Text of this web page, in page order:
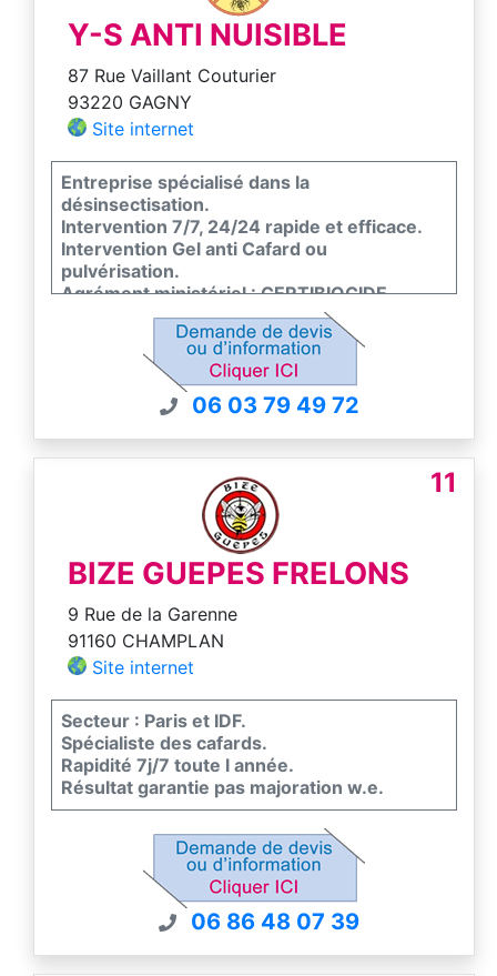
charge rapide.
Y-S ANTI NUISIBLE
87 Rue Vaillant Couturier
93220 GAGNY
Site internet
Entreprise spécialisé dans la
désinsectisation.
Intervention 7/7, 24/24 rapide et efficace.
Intervention Gel anti Cafard ou
pulvérisation.
Agrément ministériel : CERTIBIOCIDE.
Tarifs très compétitif et résultats
06 03 79 49 72
11
BIZE GUEPES FRELONS
9 Rue de la Garenne
91160 CHAMPLAN
Site internet
Secteur : Paris et IDF.
Spécialiste des cafards.
Rapidité 7j/7 toute l année.
Résultat garantie pas majoration w.e.
06 86 48 07 39